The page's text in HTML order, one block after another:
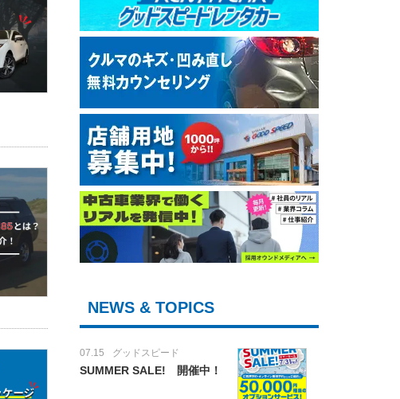
NEWS & TOPICS
07.15 グッドスピード
SUMMER SALE! 開催中！